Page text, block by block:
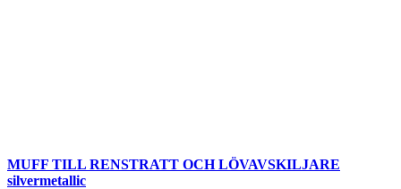
MUFF TILL RENSTRATT OCH LÖVAVSKILJARE
silvermetallic